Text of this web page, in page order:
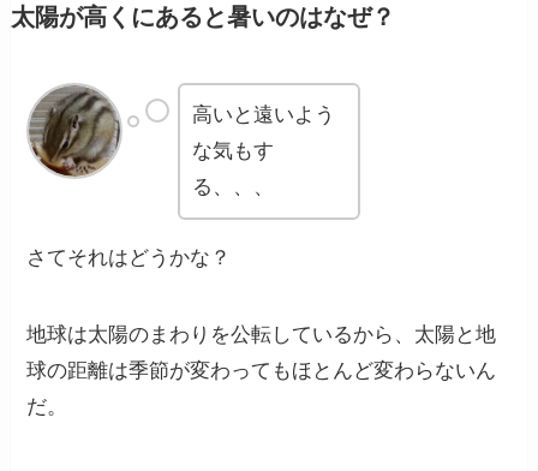
太陽が高くにあると暑いのはなぜ？
高いと遠いよう
な気もす
る、、、
さてそれはどうかな？
地球は太陽のまわりを公転しているから、太陽と地
球の距離は季節が変わってもほとんど変わらないん
だ。